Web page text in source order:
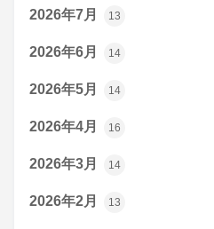
2026年7月 13
2026年6月 14
2026年5月 14
2026年4月 16
2026年3月 14
2026年2月 13